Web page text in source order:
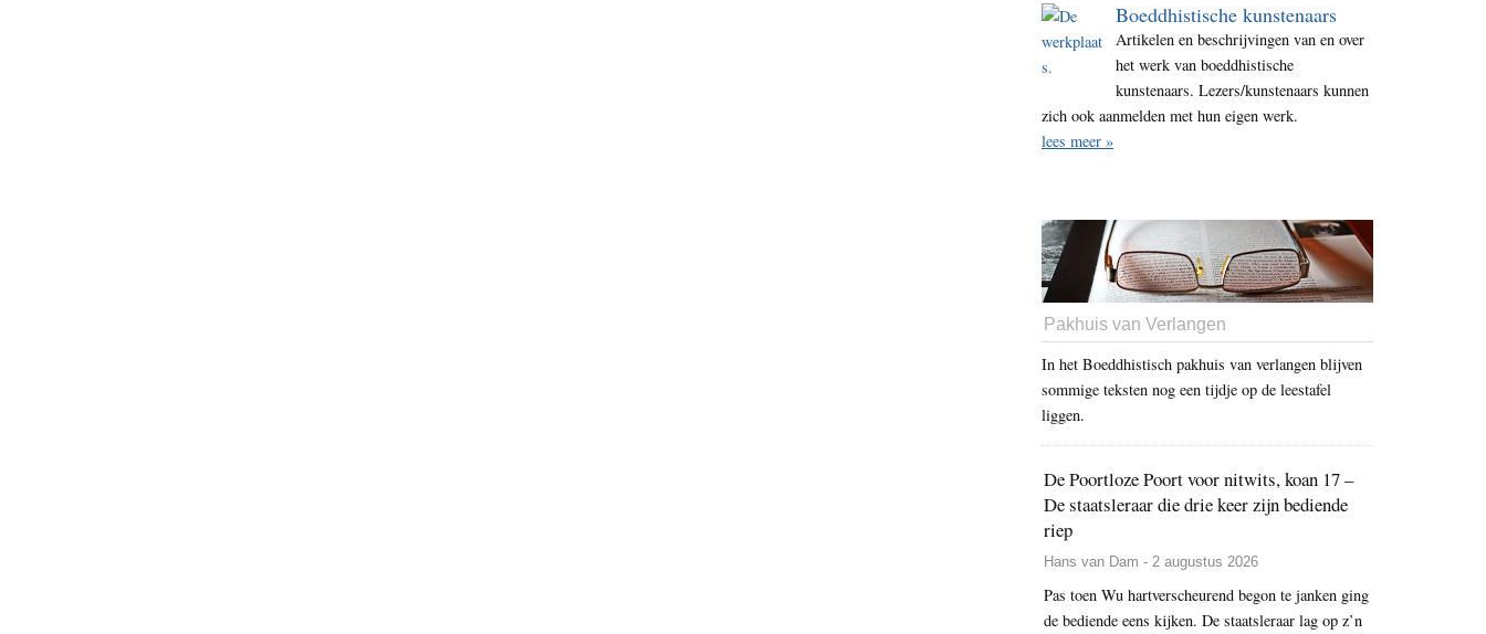
Boeddhistische kunstenaars
Artikelen en beschrijvingen van en over
het werk van boeddhistische
kunstenaars. Lezers/kunstenaars kunnen
zich ook aanmelden met hun eigen werk.
lees meer »
Pakhuis van Verlangen
In het Boeddhistisch pakhuis van verlangen blijven
sommige teksten nog een tijdje op de leestafel
liggen.
De Poortloze Poort voor nitwits, koan 17 –
De staatsleraar die drie keer zijn bediende
riep
Hans van Dam - 2 augustus 2026
Pas toen Wu hartverscheurend begon te janken ging
de bediende eens kijken. De staatsleraar lag op z’n